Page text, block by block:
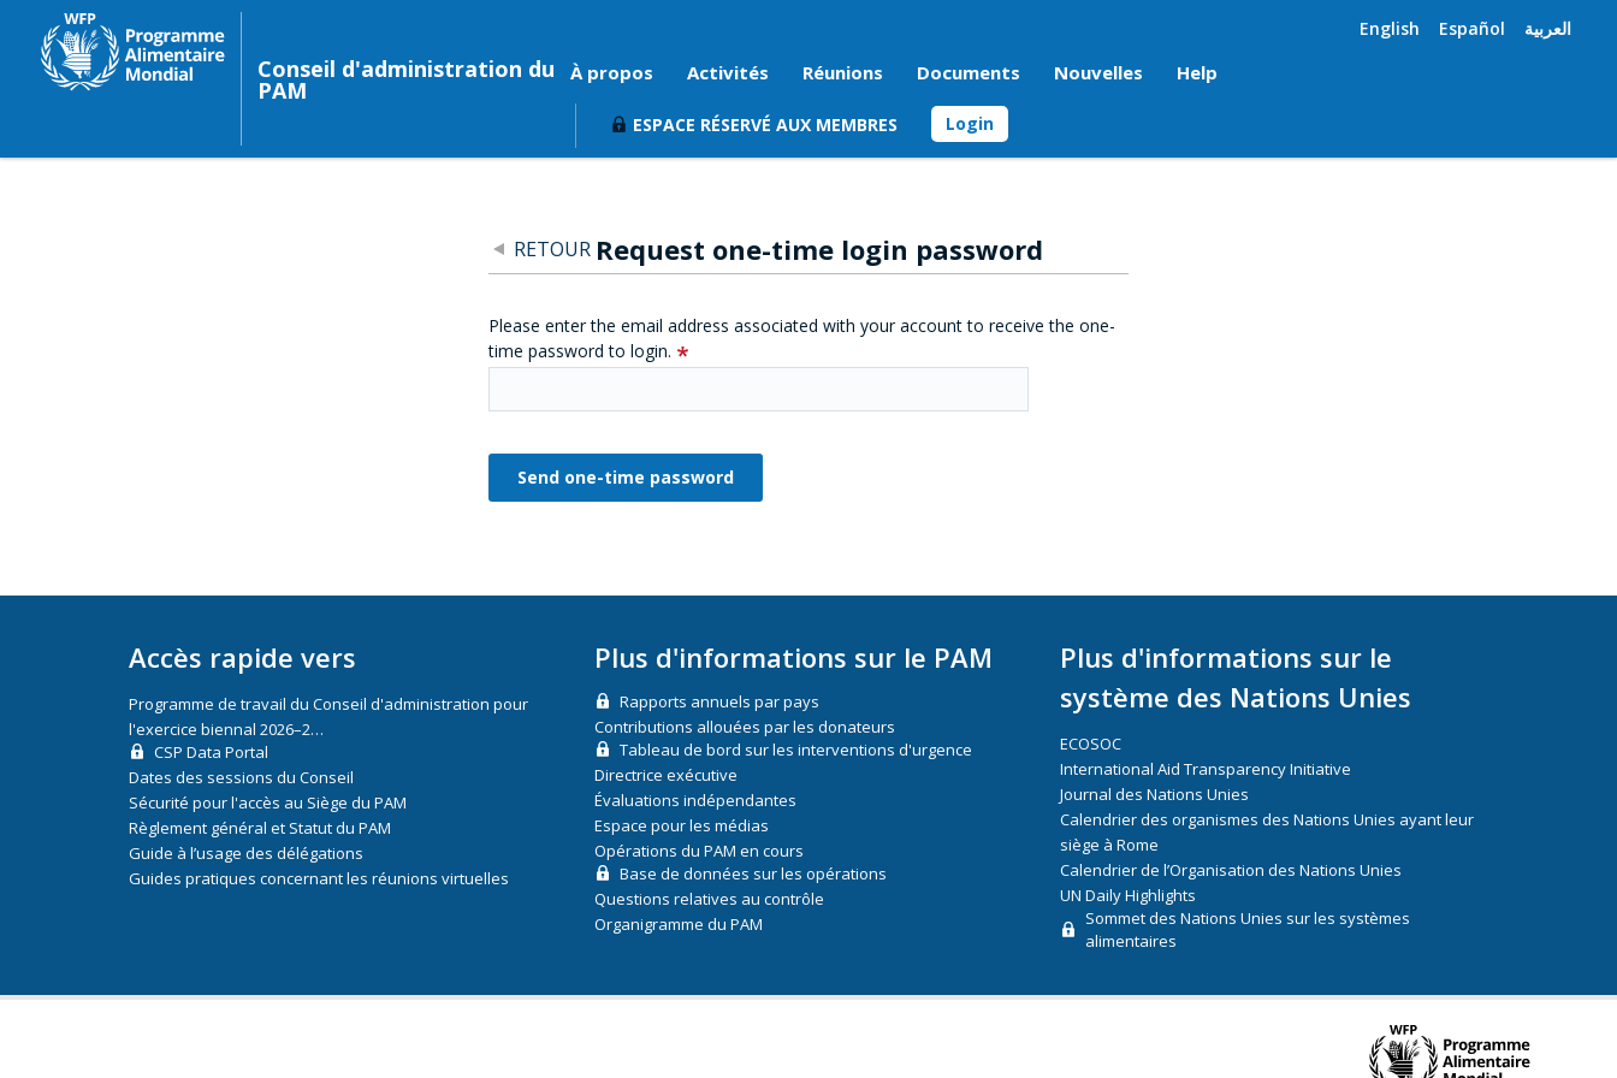
Conseil d'administration du
PAM
English Español العربية
À propos Activités Réunions Documents Nouvelles Help
ESPACE RÉSERVÉ AUX MEMBRES Login
RETOUR Request one-time login password
Please enter the email address associated with your account to receive the one-
time password to login.
Accès rapide vers
Programme de travail du Conseil d'administration pour
l'exercice biennal 2026–2…
CSP Data Portal
Dates des sessions du Conseil
Sécurité pour l'accès au Siège du PAM
Règlement général et Statut du PAM
Guide à l’usage des délégations
Guides pratiques concernant les réunions virtuelles
Plus d'informations sur le PAM
Rapports annuels par pays
Contributions allouées par les donateurs
Tableau de bord sur les interventions d'urgence
Directrice exécutive
Évaluations indépendantes
Espace pour les médias
Opérations du PAM en cours
Base de données sur les opérations
Questions relatives au contrôle
Organigramme du PAM
Plus d'informations sur le
système des Nations Unies
ECOSOC
International Aid Transparency Initiative
Journal des Nations Unies
Calendrier des organismes des Nations Unies ayant leur
siège à Rome
Calendrier de l’Organisation des Nations Unies
UN Daily Highlights
Sommet des Nations Unies sur les systèmes
alimentaires